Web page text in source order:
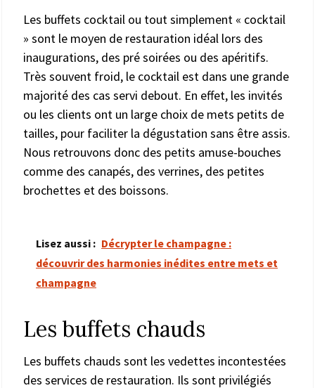
Les buffets cocktail ou tout simplement « cocktail
» sont le moyen de restauration idéal lors des
inaugurations, des pré soirées ou des apéritifs.
Très souvent froid, le cocktail est dans une grande
majorité des cas servi debout. En effet, les invités
ou les clients ont un large choix de mets petits de
tailles, pour faciliter la dégustation sans être assis.
Nous retrouvons donc des petits amuse-bouches
comme des canapés, des verrines, des petites
brochettes et des boissons.
Lisez aussi : Décrypter le champagne :
découvrir des harmonies inédites entre mets et
champagne
Les buffets chauds
Les buffets chauds sont les vedettes incontestées
des services de restauration. Ils sont privilégiés